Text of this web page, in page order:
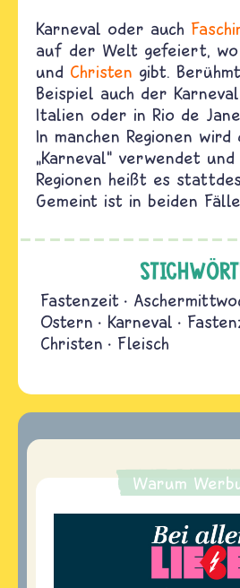
Karneval oder auch
auf der Welt gefeiert, wo
und Christen gibt.
Beispiel auch der
Italien oder in Rio de
In manchen Regionen
„Karneval“ verwendet
Regionen heißt es
Gemeint ist in beiden
Fastenzeit
Ostern
Karneval
Christen
Fleisch
Warum